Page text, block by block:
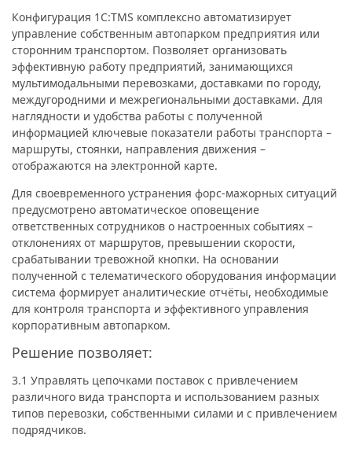
Конфигурация 1C:TMS комплексно автоматизирует
управление собственным автопарком предприятия или
сторонним транспортом. Позволяет организовать
эффективную работу предприятий, занимающихся
мультимодальными перевозками, доставками по городу,
междугородними и межрегиональными доставками. Для
наглядности и удобства работы с полученной
информацией ключевые показатели работы транспорта –
маршруты, стоянки, направления движения –
отображаются на электронной карте.
Для своевременного устранения форс-мажорных ситуаций
предусмотрено автоматическое оповещение
ответственных сотрудников о настроенных событиях –
отклонениях от маршрутов, превышении скорости,
срабатывании тревожной кнопки. На основании
полученной с телематического оборудования информации
система формирует аналитические отчёты, необходимые
для контроля транспорта и эффективного управления
корпоративным автопарком.
Решение позволяет:
3.1 Управлять цепочками поставок с привлечением
различного вида транспорта и использованием разных
типов перевозки, собственными силами и с привлечением
подрядчиков.